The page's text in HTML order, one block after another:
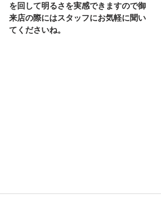
を回して明るさを実感できますので御
来店の際にはスタッフにお気軽に聞い
てくださいね。